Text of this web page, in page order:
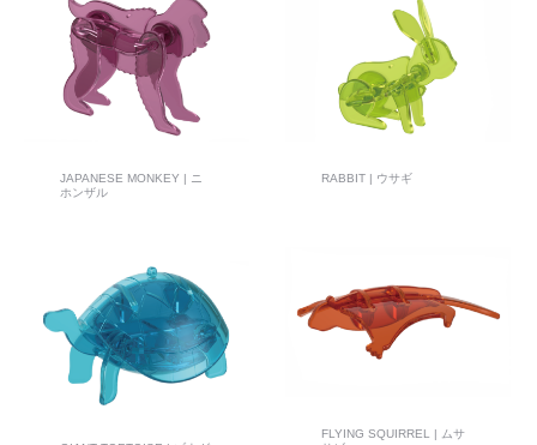
JAPANESE MONKEY | ニ
ホンザル
RABBIT | ウサギ
FLYING SQUIRREL | ムサ